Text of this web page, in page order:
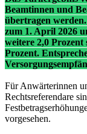
Beamtinnen und
übertragen werden.
zum 1. April 2026
weitere 2,0 Prozent
Prozent.
Für Anwärterinnen
Rechtsreferendare
vorgesehen.